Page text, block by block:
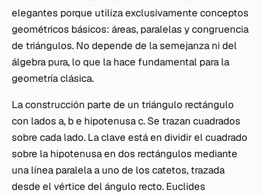
elegantes porque utiliza exclusivamente conceptos
geométricos básicos: áreas, paralelas y congruencia
de triángulos. No depende de la semejanza ni del
álgebra pura, lo que la hace fundamental para la
geometría clásica.
La construcción parte de un triángulo rectángulo
con lados a, be hipotenusac. Se trazan cuadrados
sobre cada lado. La clave está en dividir el cuadrado
sobre la hipotenusa en dos rectángulos mediante
una línea paralela a uno de los catetos, trazada
desde el vértice del ángulo recto. Euclides